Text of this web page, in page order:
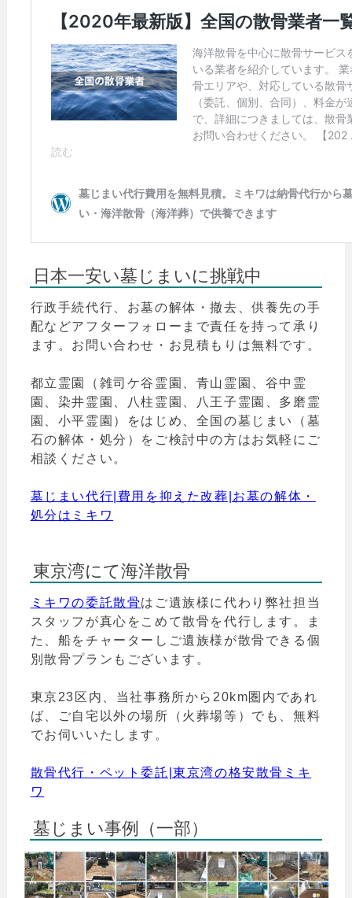
日本一安い墓じまいに挑戦中
行政手続代行、お墓の解体・撤去、供養先の手
配などアフターフォローまで責任を持って承り
ます。お問い合わせ・お見積もりは無料です。
都立霊園（雑司ケ谷霊園、青山霊園、谷中霊
園、染井霊園、八柱霊園、八王子霊園、多磨霊
園、小平霊園）をはじめ、全国の墓じまい（墓
石の解体・処分）をご検討中の方はお気軽にご
相談ください。
墓じまい代行|費用を抑えた改葬|お墓の解体・
処分はミキワ
東京湾にて海洋散骨
ミキワの委託散骨はご遺族様に代わり弊社担当
スタッフが真心をこめて散骨を代行します。ま
た、船をチャーターしご遺族様が散骨できる個
別散骨プランもございます。
東京23区内、当社事務所から20km圏内であれ
ば、ご自宅以外の場所（火葬場等）でも、無料
でお伺いいたします。
散骨代行・ペット委託|東京湾の格安散骨ミキ
ワ
墓じまい事例（一部）